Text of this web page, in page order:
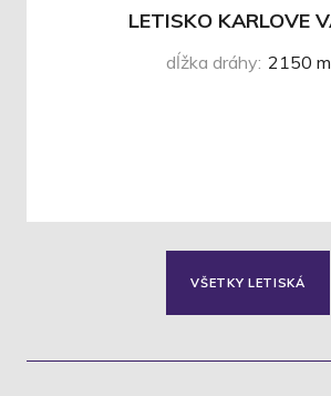
LETISKO KARLOVE
dĺžka dráhy: 2150 m
VŠETKY LETISKÁ